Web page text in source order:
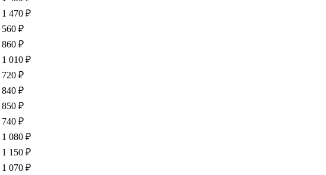
1 470 ₽
560 ₽
860 ₽
1 010 ₽
720 ₽
840 ₽
850 ₽
740 ₽
1 080 ₽
1 150 ₽
1 070 ₽